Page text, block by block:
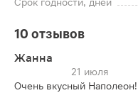
10 отзывов
Жанна
21 июля
Очень вкусный Наполеон!